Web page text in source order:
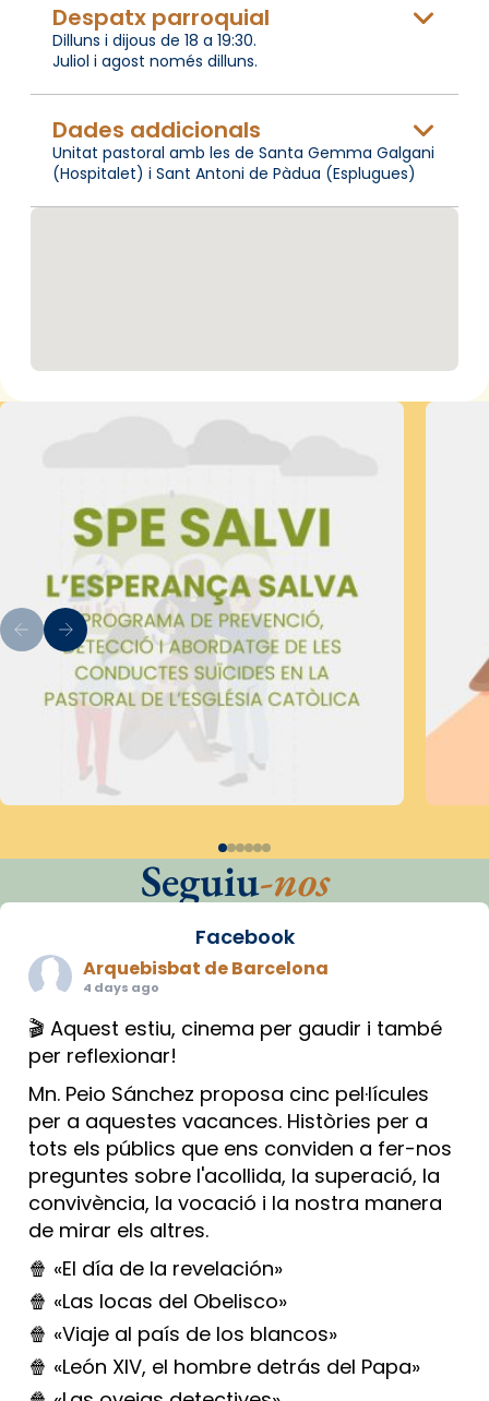
Despatx parroquial
Dilluns i dijous de 18 a 19:30.
Juliol i agost només dilluns.
Dades addicionals
Unitat pastoral amb les de Santa Gemma Galgani
(Hospitalet) i Sant Antoni de Pàdua (Esplugues)
Seguiu-nos
Facebook
Arquebisbat de Barcelona
4 days ago
🎬 Aquest estiu, cinema per gaudir i també
per reflexionar!
Mn. Peio Sánchez proposa cinc pel·lícules
per a aquestes vacances. Històries per a
tots els públics que ens conviden a fer-nos
preguntes sobre l'acollida, la superació, la
convivència, la vocació i la nostra manera
de mirar els altres.
🍿 «El día de la revelación»
🍿 «Las locas del Obelisco»
🍿 «Viaje al país de los blancos»
🍿 «León XIV, el hombre detrás del Papa»